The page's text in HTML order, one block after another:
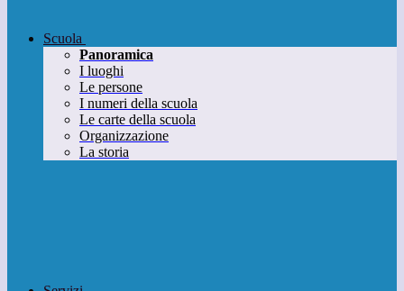
Scuola
Panoramica
I luoghi
Le persone
I numeri della scuola
Le carte della scuola
Organizzazione
La storia